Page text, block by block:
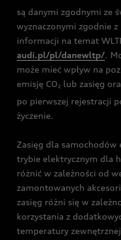
są danymi zgodnymi ze
wyznaczonymi zgodnie z
informacji na temat
audi.pl/pl/danewltp/.
może mieć wpływ na
emisję CO2 lub zasięg
po pierwszej rejestracji
życzenie.
Zasięg dla samochodów
trybie elektrycznym dla
różnić w zależności od
zamontowanych
zasięg różni się w
korzystania z
temperatury